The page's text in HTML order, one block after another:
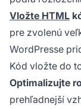
Vložte HTML
pre zvolenú
WordPresse
Kód vložte do
Optimalizujte
prehľadnejší